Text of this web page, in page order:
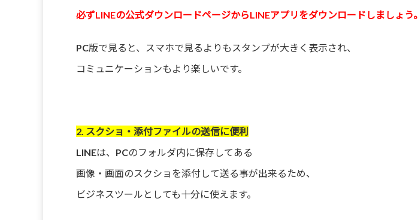
必ずLINEの公式ダウンロードページからLINEアプリをダウンロードしましょう。
PC版で見ると、スマホで見るよりもスタンプが大きく表示され、
コミュニケーションもより楽しいです。
2. スクショ・添付ファイルの送信に便利
LINEは、PCのフォルダ内に保存してある
画像・画面のスクショを添付して送る事が出来るため、
ビジネスツールとしても十分に使えます。